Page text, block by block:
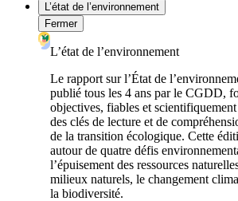
L’état de l’environnement
Fermer
L’état de l’environnement
Le rapport sur l’État de
publié tous les 4 ans par le CGDD,
objectives, fiables et
des clés de lecture et de
de la transition écologique. Cette
autour de quatre défis
l’épuisement des ressources
milieux naturels, le changement
la biodiversité.